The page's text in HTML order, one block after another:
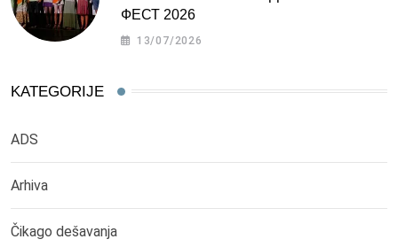
ФЕСТ 2026
13/07/2026
KATEGORIJE
ADS
Arhiva
Čikago dešavanja